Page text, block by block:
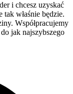
i chcesz uzyskać
właśnie będzie.
Współpracujemy
jak najszybszego